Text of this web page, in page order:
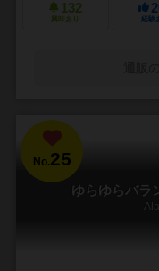
132
興味あり 経験
No.25
ゆらゆらバラ